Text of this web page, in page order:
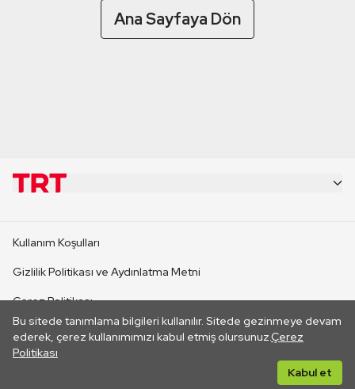
Ana Sayfaya Dön
Bu sitede tanımlama bilgileri kullanılır. Sitede gezinmeye devam
ederek, çerez kullanımımızı kabul etmiş olursunuz.Çerez
Politikası
Kabul et
CANLI YAYINLAR
Kullanım Koşulları
Gizlilik Politikası ve Aydınlatma Metni
Çerez Politikası
İletişim
Her hakkı saklıdır. ©2026 TRT. Bağlantı yoluyla gidilen dış